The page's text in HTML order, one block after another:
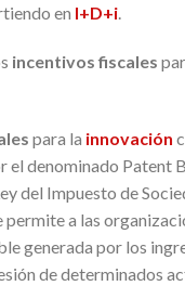
en I+D+i
incentivos fiscales
para la innovación
el denominado Patent
del Impuesto de
permite a las
generada por los
de determinados